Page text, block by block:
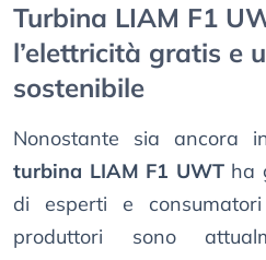
Turbina LIAM F1
l’elettricità gratis e
sostenibile
Nonostante sia ancora
turbina LIAM F1 UWTha
di esperti e
produttori sono